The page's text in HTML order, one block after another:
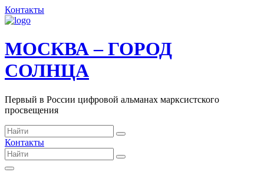
Контакты
МОСКВА – ГОРОД
СОЛНЦА
Первый в России цифровой альманах марксистского
просвещения
Контакты